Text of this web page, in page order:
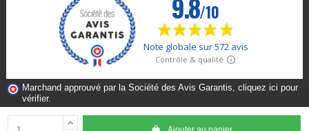
Marchand approuvé par la Société des Avis Garantis, cliquez ici pour
vérifier.